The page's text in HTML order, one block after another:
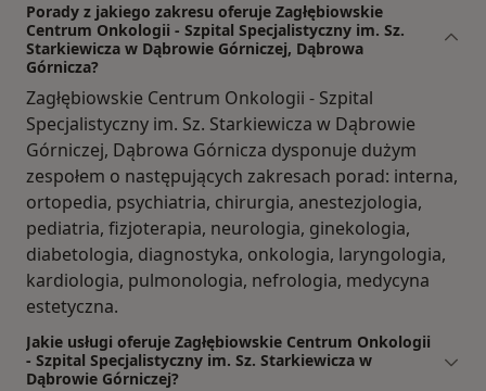
Porady z jakiego zakresu oferuje Zagłębiowskie
Centrum Onkologii - Szpital Specjalistyczny im. Sz.
Starkiewicza w Dąbrowie Górniczej, Dąbrowa
Górnicza?
Zagłębiowskie Centrum Onkologii - Szpital
Specjalistyczny im. Sz. Starkiewicza w Dąbrowie
Górniczej, Dąbrowa Górnicza dysponuje dużym
zespołem o następujących zakresach porad: interna,
ortopedia, psychiatria, chirurgia, anestezjologia,
pediatria, fizjoterapia, neurologia, ginekologia,
diabetologia, diagnostyka, onkologia, laryngologia,
kardiologia, pulmonologia, nefrologia, medycyna
estetyczna.
Jakie usługi oferuje Zagłębiowskie Centrum Onkologii
- Szpital Specjalistyczny im. Sz. Starkiewicza w
Dąbrowie Górniczej?